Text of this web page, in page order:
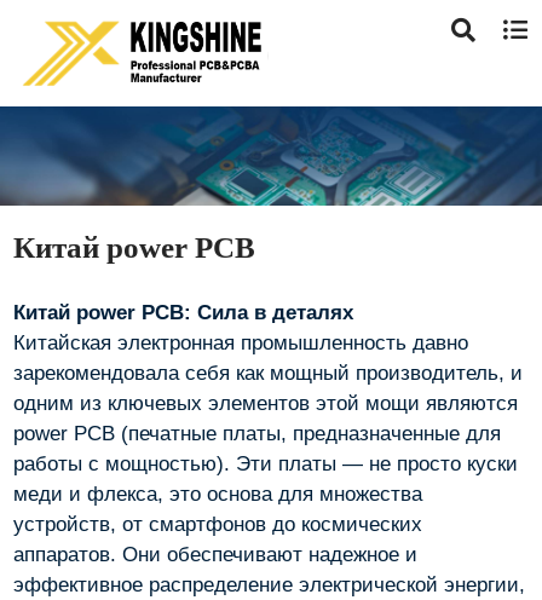
Китай power PCB
Китай power PCB: Сила в деталях
Китайская электронная промышленность давно
зарекомендовала себя как мощный производитель, и
одним из ключевых элементов этой мощи являются
power PCB (печатные платы, предназначенные для
работы с мощностью). Эти платы — не просто куски
меди и флекса, это основа для множества
устройств, от смартфонов до космических
аппаратов. Они обеспечивают надежное и
эффективное распределение электрической энергии,